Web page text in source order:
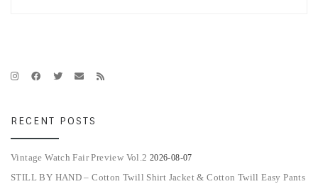
RECENT POSTS
Vintage Watch Fair Preview Vol.2 2026-08-07
STILL BY HAND – Cotton Twill Shirt Jacket & Cotton Twill Easy Pants